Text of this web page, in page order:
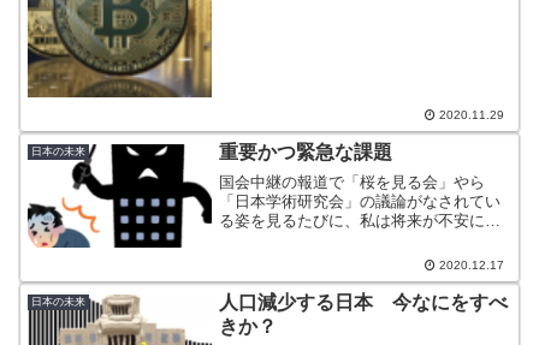
2020.11.29
日本の未来 重要かつ緊急な課題
国会中継の報道で「桜を見る会」やら
「日本学術研究会」の議論がなされてい
る姿を見るたびに、私は将来が不安にな
題があるはずなんですが、国民の目をそ
らすために与野党合作のお芝居をしてい
るの？と疑いたくなります。...
2020.12.17
日本の未来
人口減少する日本 今なにをすべ
きか？